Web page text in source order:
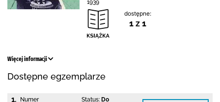
1939
dostępne:
1 z 1
Więcej informacji
Dostępne egzemplarze
1.
Numer
Status: Do